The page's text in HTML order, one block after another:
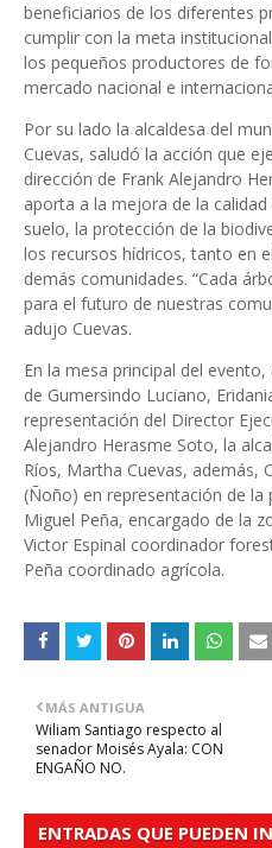
beneficiarios de los diferentes
cumplir con la meta
los pequeños productores de
mercado nacional e
Por su lado la alcaldesa del
Cuevas, saludó la acción que
dirección de Frank Alejandro
aporta a la mejora de la
suelo, la protección de la
los recursos hídricos, tanto en
demás comunidades. “Cada
para el futuro de nuestras
adujo Cuevas.
En la mesa principal del
de Gumersindo Luciano,
representación del Director
Alejandro Herasme Soto, la
Ríos, Martha Cuevas, además,
(Ñoño) en representación de
Miguel Peña, encargado de la
Victor Espinal coordinador
Peña coordinado agrícola.
MÁS ANTIGUA
Wiliam Santiago respecto al
senador Moisés Ayala: CON
ENGAÑO NO.
ENTRADAS QUE PUEDEN